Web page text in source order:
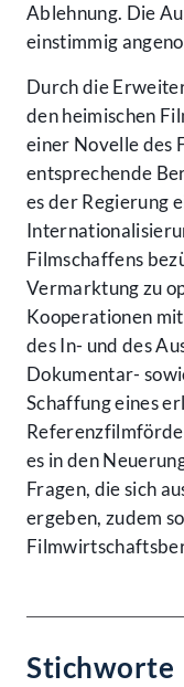
Ablehnung. Die
einstimmig
Durch die
den heimischen
einer Novelle des
entsprechende
es der Regierung
Filmschaffens
Vermarktung zu
Kooperationen
des In- und des
Dokumentar-
Schaffung eines
es in den
Fragen, die sich
ergeben, zudem
Stichworte